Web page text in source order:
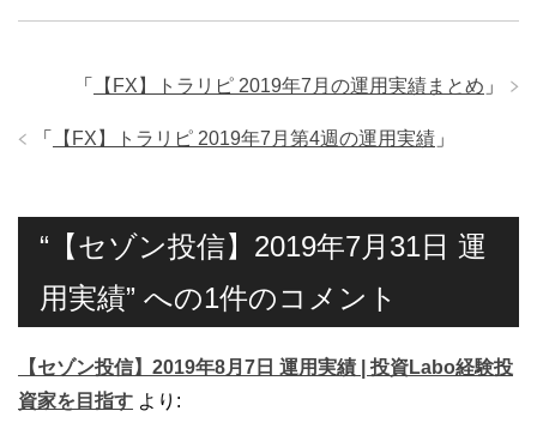
「 【FX】トラリピ 2019年7月の運用実績まとめ 」
「 【FX】トラリピ 2019年7月第4週の運用実績 」
“【セゾン投信】2019年7月31日 運
用実績” への1件のコメント
【セゾン投信】2019年8月7日 運用実績 | 投資Labo経験投
資家を目指す より: